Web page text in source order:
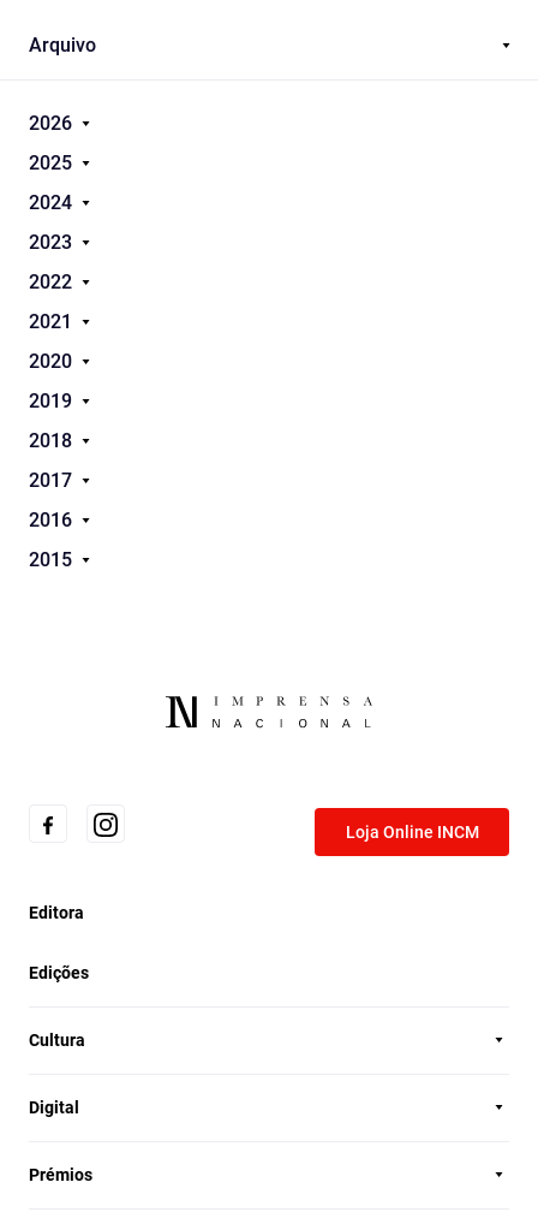
Arquivo
2026
2025
2024
2023
2022
2021
2020
2019
2018
2017
2016
2015
Loja Online INCM
Editora
Edições
Cultura
Digital
Prémios